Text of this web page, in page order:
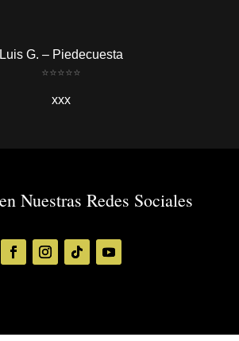
Luis G. – Piedecuesta
⭐⭐⭐⭐⭐
xxx
Nuestras Redes Sociales